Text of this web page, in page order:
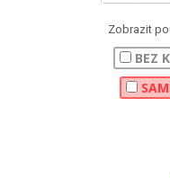
Zobrazit
BEZ